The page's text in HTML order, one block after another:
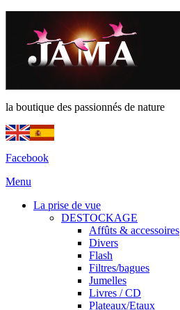
la boutique des passionnés de nature
Facebook
Menu
La prise de vue
DESTOCKAGE
Affûts & accessoires
Divers
Flash
Filtres/bagues
Jumelles
Livres / CD
Plateaux/Etaux